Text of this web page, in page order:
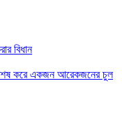
বিধান
শেষ করে একজন আরেকজনের চুল